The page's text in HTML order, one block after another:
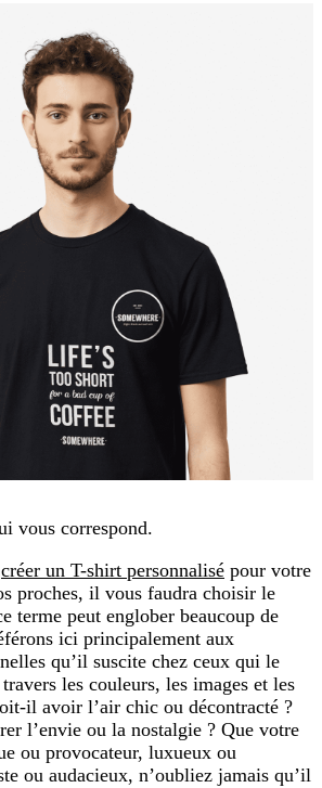
vous correspond.
créer un T-shirt personnalisé pour votre
proches, il vous faudra choisir le
terme peut englober beaucoup de
ici principalement aux
qu’il suscite chez ceux qui le
les couleurs, les images et les
il avoir l’air chic ou décontracté ?
l’envie ou la nostalgie ? Que votre
ou provocateur, luxueux ou
ou audacieux, n’oubliez jamais qu’il